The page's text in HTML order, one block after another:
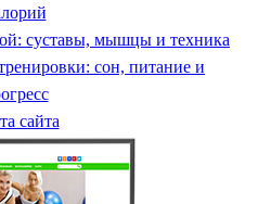
суставы, мышцы и техника
сон, питание и
сайта